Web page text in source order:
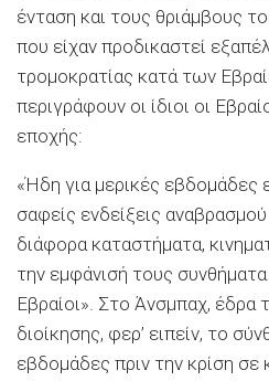
ένταση και τους θριάμβους
που είχαν προδικαστεί
τρομοκρατίας κατά των
περιγράφουν οι ίδιοι οι
εποχής:
«Ήδη για μερικές εβδομάδες
σαφείς ενδείξεις
διάφορα καταστήματα,
την εμφάνισή τους
Εβραίοι». Στο Άνσμπαχ, έδρα
διοίκησης, φερ’ ειπείν, το
εβδομάδες πριν την κρίση σε